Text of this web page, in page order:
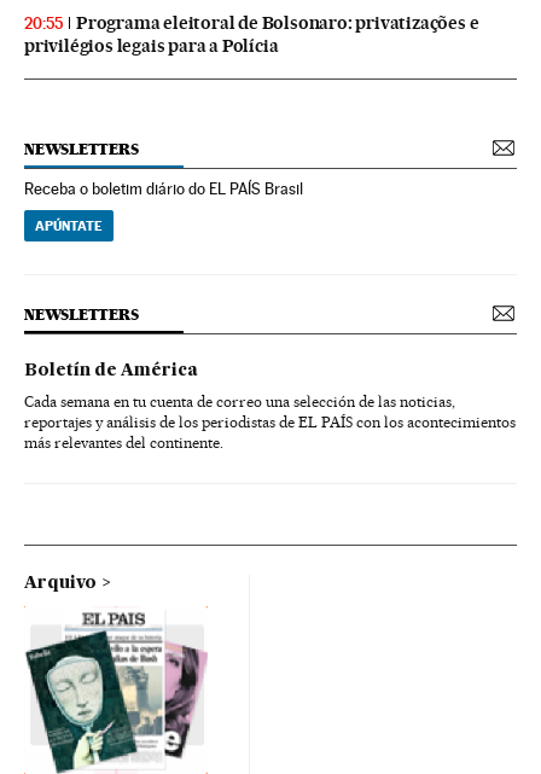
20:55
Programa eleitoral de Bolsonaro: privatizações e
privilégios legais para a Polícia
NEWSLETTERS
Receba o boletim diário do EL PAÍS Brasil
APÚNTATE
NEWSLETTERS
Boletín de América
Cada semana en tu cuenta de correo una selección de las noticias,
reportajes y análisis de los periodistas de EL PAÍS con los acontecimientos
más relevantes del continente.
Arquivo